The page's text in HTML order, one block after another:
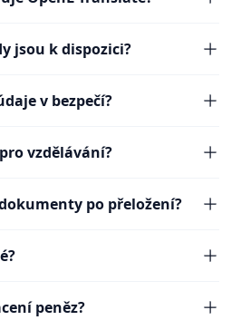
jsou k dispozici?
v bezpečí?
vzdělávání?
po přeložení?
peněz?